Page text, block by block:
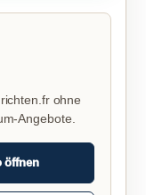
ohne
Angebote.
öffnen